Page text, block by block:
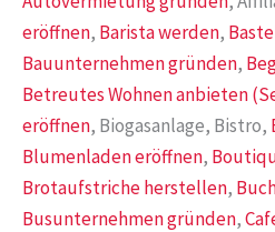
eröffnen, Barista werden,
Bauunternehmen gründen,
Betreutes Wohnen anbieten
eröffnen, Biogasanlage, Bistro,
Blumenladen eröffnen,
Brotaufstriche herstellen,
Busunternehmen gründen,